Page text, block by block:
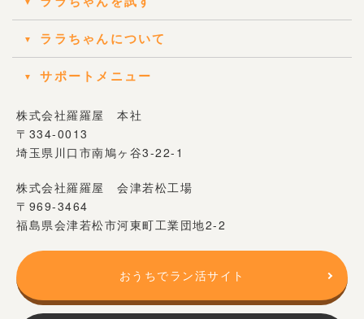
ララちゃんについて
サポートメニュー
株式会社羅羅屋 本社
〒334-0013
埼玉県川口市南鳩ヶ谷3-22-1
株式会社羅羅屋 会津若松工場
〒969-3464
福島県会津若松市河東町工業団地2-2
おうちでラン活サイト